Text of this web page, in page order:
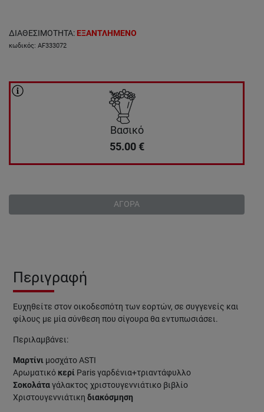
ΔΙΑΘΕΣΙΜΟΤΗΤΑ: ΕΞΑΝΤΛΗΜΕΝΟ
κωδικός: AF333072
Βασικό
55.00 €
ΑΓΟΡΑ
Περιγραφή
Ευχηθείτε στον οικοδεσπότη των εορτών, σε συγγενείς και
φίλους με μία σύνθεση που σίγουρα θα εντυπωσιάσει.
Περιλαμβάνει:
Μαρτίνι μοσχάτο ASTI
Αρωματικό κερί Paris γαρδένια+τριαντάφυλλο
Σοκολάταγάλακτος χριστουγεννιάτικο βιβλίο
Χριστουγεννιάτικη διακόσμηση